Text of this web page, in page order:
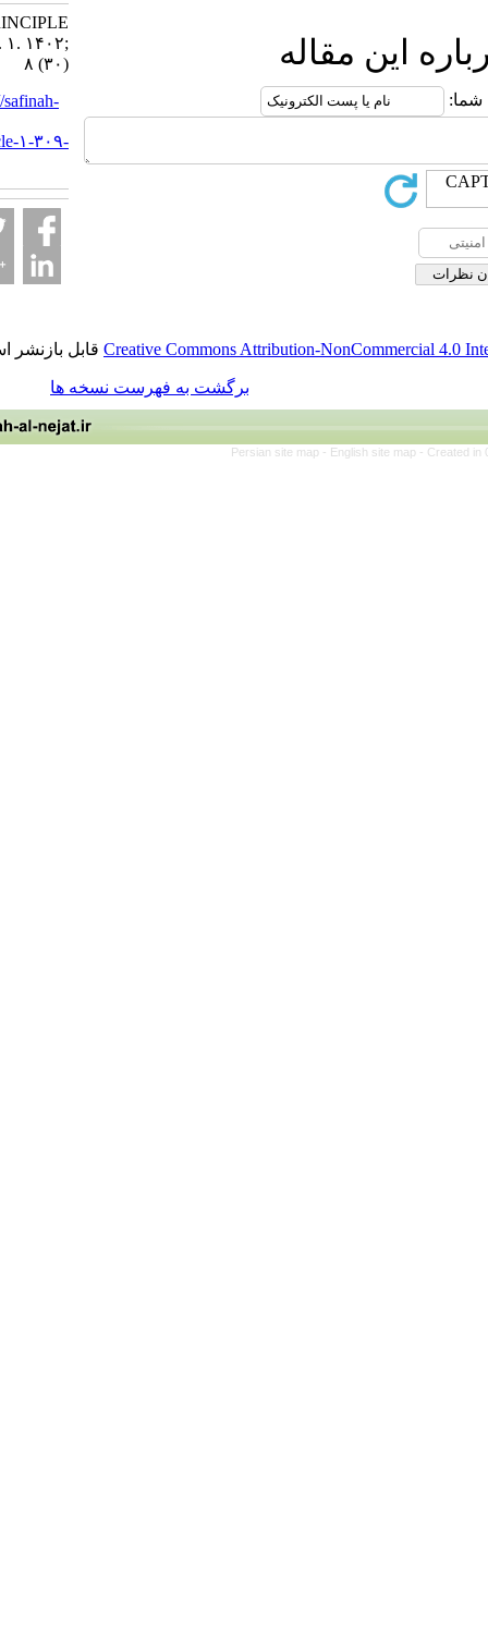
مقاله
THE PRINCIPLE
OF FADL. ۱. ۱۴۰۲;
URL:http://safinah-
nejat.ir/article-۱-۳۰۹-
Creative Commons Attribution-قابل بازنشر است.
برگشت به فهرست نسخه ها
Persian site map - English site